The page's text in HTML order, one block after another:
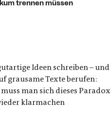
trennen müssen
Ideen schreiben – und
grausame Texte berufen:
man sich dieses Paradox
klarmachen